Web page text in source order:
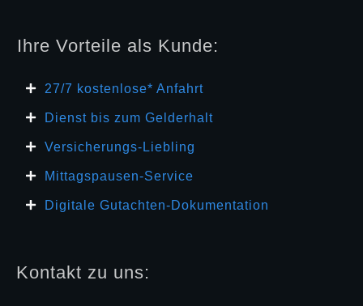
Ihre Vorteile als Kunde:
27/7 kosten lose* Anfahrt
Dienst bis zum Gelderhalt
Versicherungs-Liebling
Mittagspausen-Service
Digitale Gutachten-Dokumentation
Kontakt zu uns: